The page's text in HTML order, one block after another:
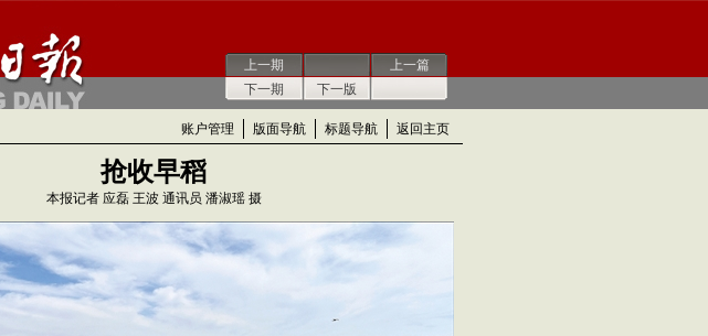
上一期
下一期
下一版
上一篇
账户管理 版面导航 标题导航 返回主页
抢收早稻
本报记者 应磊 王波 通讯员 潘淑瑶 摄